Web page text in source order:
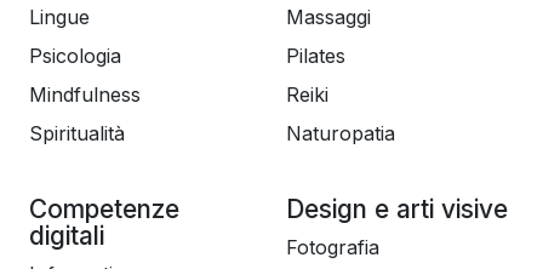
Lingue
Psicologia
Mindfulness
Spiritualità
Massaggi
Pilates
Reiki
Naturopatia
Competenze
digitali
Design e arti visive
Fotografia